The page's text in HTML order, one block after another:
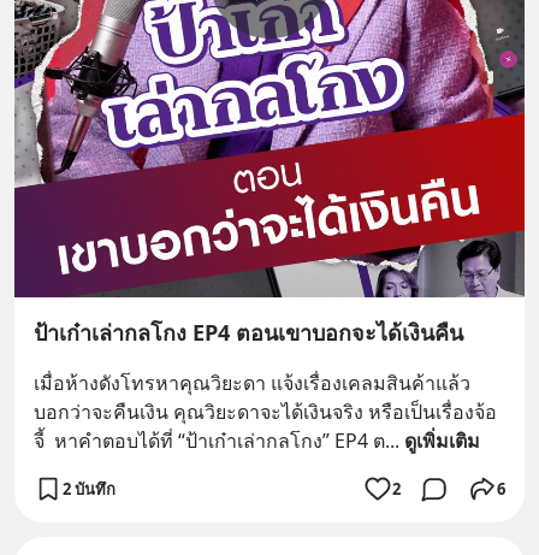
ป้าเก๋าเล่ากลโกง EP4 ตอนเขาบอกจะได้เงินคืน
เมื่อห้างดังโทรหาคุณวิยะดา แจ้งเรื่องเคลมสินค้าแล้ว
บอกว่าจะคืนเงิน คุณวิยะดาจะได้เงินจริง หรือเป็นเรื่องจ้อ
จี้  หาคำตอบได้ที่ “ป้าเก๋าเล่ากลโกง” EP4 ต... ดูเพิ่มเติม
2 บันทึก 2 6